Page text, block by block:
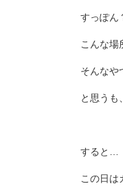
すっぽん
こんな場
そんなや
と思うも
すると…
この日は